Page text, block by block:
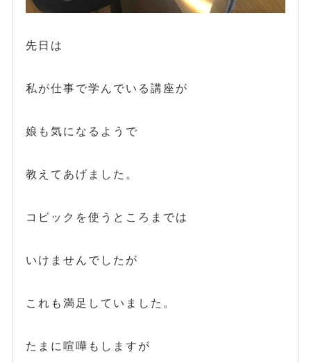
先日は
私が仕事で学んでいる講座が
娘も気になるようで
教えてあげました。
コピックを使うところまでは
いけませんでしたが
これも満足していました。
たまに喧嘩もしますが